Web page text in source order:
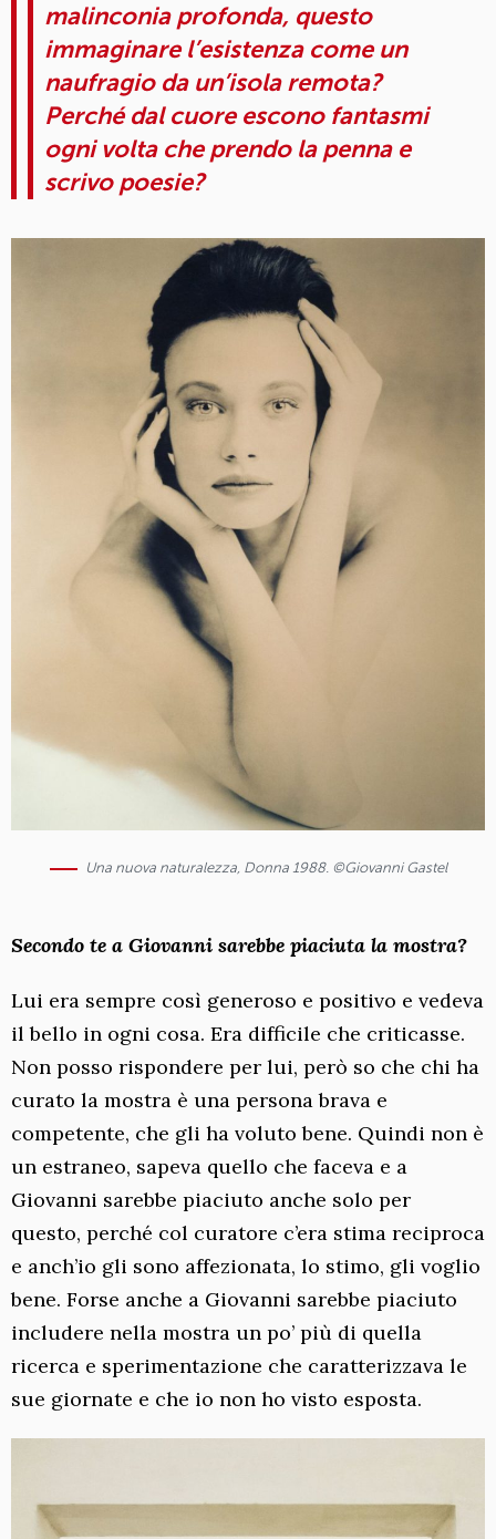
malinconia profonda, questo
immaginare l’esistenza come un
naufragio da un’isola remota?
Perché dal cuore escono fantasmi
ogni volta che prendo la penna e
scrivo poesie?
Una nuova naturalezza, Donna 1988. ©Giovanni Gastel
Secondo te a Giovanni sarebbe piaciuta la mostra?
Lui era sempre così generoso e positivo e vedeva
il bello in ogni cosa. Era difficile che criticasse.
Non posso rispondere per lui, però so che chi ha
curato la mostra è una persona brava e
competente, che gli ha voluto bene. Quindi non è
un estraneo, sapeva quello che faceva e a
Giovanni sarebbe piaciuto anche solo per
questo, perché col curatore c’era stima reciproca
e anch’io gli sono affezionata, lo stimo, gli voglio
bene. Forse anche a Giovanni sarebbe piaciuto
includere nella mostra un po’ più di quella
ricerca e sperimentazione che caratterizzava le
sue giornate e che io non ho visto esposta.